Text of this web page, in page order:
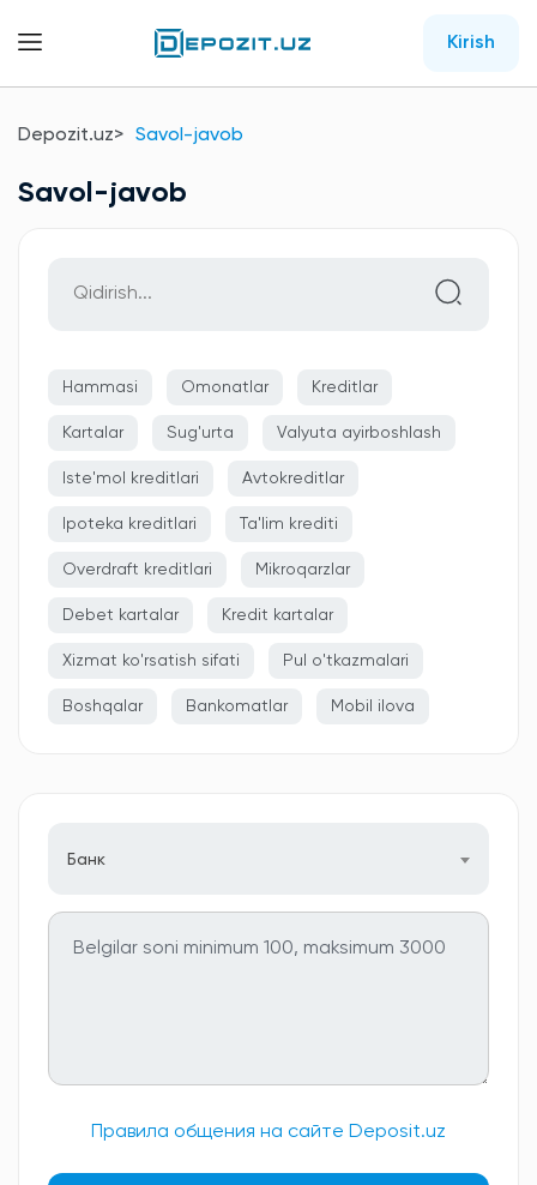
Kirish
Depozit.uz Savol-javob
Savol-javob
Hammasi Omonatlar Kreditlar
Kartalar Sug'urta Valyuta ayirboshlash
Iste'mol kreditlari Avtokreditlar
Ipoteka kreditlari Ta'lim krediti
Overdraft kreditlari Mikroqarzlar
Debet kartalar Kredit kartalar
Xizmat ko'rsatish sifati Pul o'tkazmalari
Boshqalar Bankomatlar Mobil ilova
Банк
Правила общения на сайте Deposit.uz